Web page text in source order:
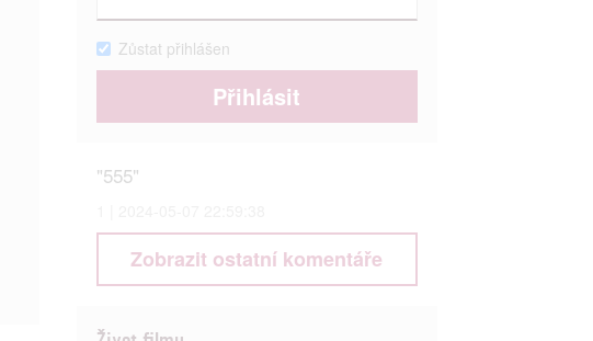
Zůstat přihlášen
"555"
Zobrazit ostatní komentáře